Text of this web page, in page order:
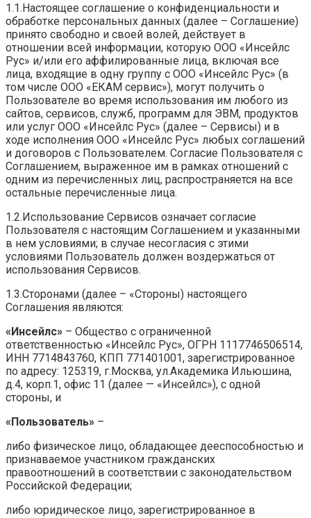
1.1.Настоящее соглашение о конфиденциальности и
обработке персональных данных (далее – Соглашение)
принято свободно и своей волей, действует в
отношении всей информации, которую ООО «Инсейлс
Рус» и/или его аффилированные лица, включая все
лица, входящие в одну группу с ООО «Инсейлс Рус» (в
том числе ООО «ЕКАМ сервис»), могут получить о
Пользователе во время использования им любого из
сайтов, сервисов, служб, программ для ЭВМ, продуктов
или услуг ООО «Инсейлс Рус» (далее – Сервисы) и в
ходе исполнения ООО «Инсейлс Рус» любых соглашений
и договоров с Пользователем. Согласие Пользователя с
Соглашением, выраженное им в рамках отношений с
одним из перечисленных лиц, распространяется на все
остальные перечисленные лица.
1.2.Использование Сервисов означает согласие
Пользователя с настоящим Соглашением и указанными
в нем условиями; в случае несогласия с этими
условиями Пользователь должен воздержаться от
использования Сервисов.
1.3.Сторонами (далее – «Стороны) настоящего
Соглашения являются:
«Инсейлс» – Общество с ограниченной
ответственностью «Инсейлс Рус», ОГРН 1117746506514,
ИНН 7714843760, КПП 771401001, зарегистрированное
по адресу: 125319, г.Москва, ул.Академика Ильюшина,
д.4, корп.1, офис 11 (далее — «Инсейлс»), с одной
стороны, и
«Пользователь» –
либо физическое лицо, обладающее дееспособностью и
признаваемое участником гражданских
правоотношений в соответствии с законодательством
Российской Федерации;
либо юридическое лицо, зарегистрированное в